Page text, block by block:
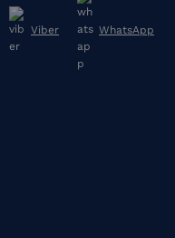
Viber WhatsApp